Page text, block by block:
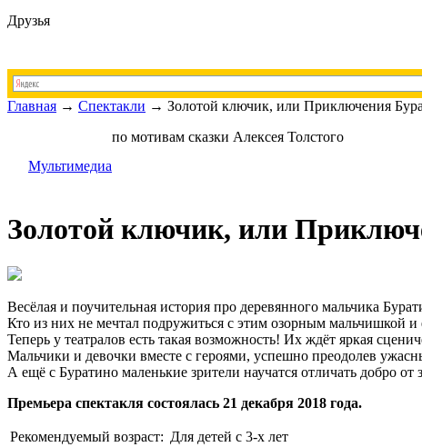
Друзья
Главная → Спектакли → Золотой ключик, или Приключения
Мультимедиа
по мотивам сказки Алексея Толстого
Золотой ключик, или
Весёлая и поучительная история про деревянного мальчика
Кто из них не мечтал подружиться с этим озорным мальчишкой
Теперь у театралов есть такая возможность! Их ждёт яркая
Мальчики и девочки вместе с героями, успешно преодолев
А ещё с Буратино маленькие зрители научатся отличать
Премьера спектакля состоялась 21 декабря 2018 года.
Рекомендуемый возраст: Для детей с 3-х лет